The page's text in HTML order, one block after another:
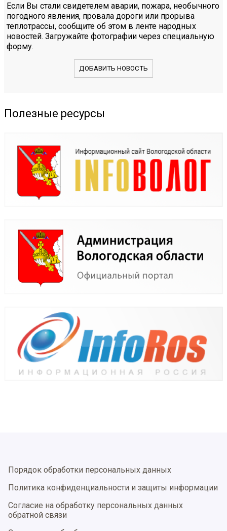
Если Вы стали свидетелем аварии, пожара, необычного
погодного явления, провала дороги или прорыва
теплотрассы, сообщите об этом в ленте народных
новостей. Загружайте фотографии через специальную
форму.
ДОБАВИТЬ НОВОСТЬ
Полезные ресурсы
Порядок обработки персональных данных
Политика конфиденциальности и защиты информации
Согласие на обработку персональных данных
обратной связи